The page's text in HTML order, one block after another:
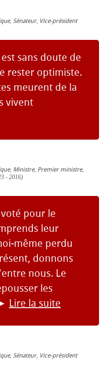
, Sénateur, Vice-président
sans doute de
rester optimiste.
meurent de la
vivent
, Ministre, Premier ministre,
- 2016)
pour le
leur
même perdu
donnons
nous. Le
les
Lire la suite
, Sénateur, Vice-président